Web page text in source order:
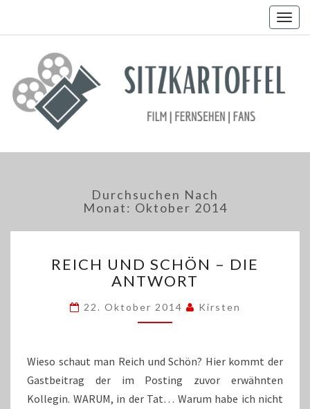
Durchsuchen Nach
Monat: Oktober 2014
UND
SCHÖN
DIE
ANTWORT
REICH UND SCHÖN – DIE
ANTWORT
22. Oktober 2014 Kirsten
Wieso schaut man Reich und Schön? Hier kommt der
Gastbeitrag der im Posting zuvor erwähnten
Kollegin. WARUM, in der Tat… Warum habe ich nicht